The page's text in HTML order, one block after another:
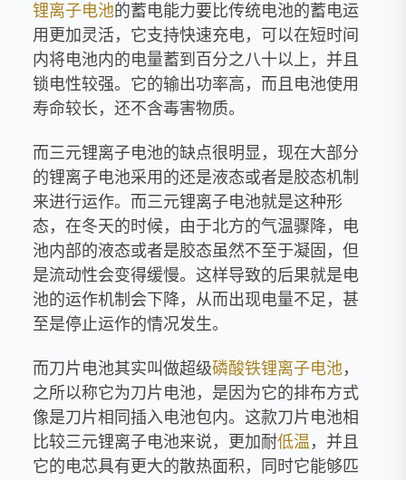
锂离子电池的蓄电能力要比传统电池的蓄电运
用更加灵活，它支持快速充电，可以在短时间
内将电池内的电量蓄到百分之八十以上，并且
锁电性较强。它的输出功率高，而且电池使用
寿命较长，还不含毒害物质。
而三元锂离子电池的缺点很明显，现在大部分
的锂离子电池采用的还是液态或者是胶态机制
来进行运作。而三元锂离子电池就是这种形
态，在冬天的时候，由于北方的气温骤降，电
池内部的液态或者是胶态虽然不至于凝固，但
是流动性会变得缓慢。这样导致的后果就是电
池的运作机制会下降，从而出现电量不足，甚
至是停止运作的情况发生。
而刀片电池其实叫做超级磷酸铁锂离子电池，
之所以称它为刀片电池，是因为它的排布方式
像是刀片相同插入电池包内。这款刀片电池相
比较三元锂离子电池来说，更加耐低温 ，并且
它的电芯具有更大的散热面积，同时它能够匹